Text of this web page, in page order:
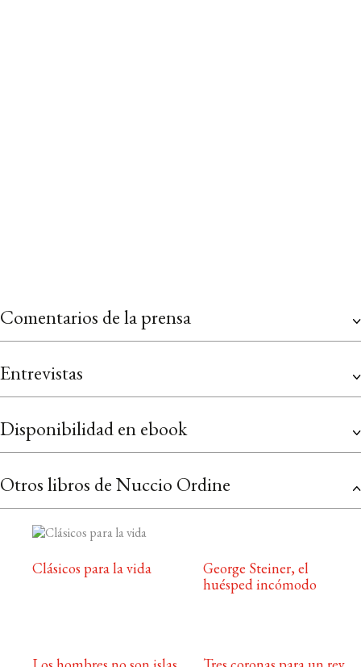
Comentarios de la prensa
Entrevistas
Disponibilidad en ebook
Otros libros de Nuccio Ordine
Clásicos para la vida
George Steiner, el
huésped incómodo